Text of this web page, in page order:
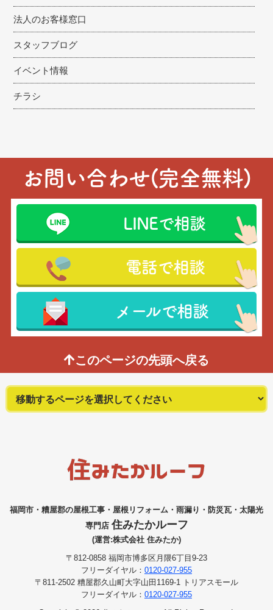
法人のお客様窓口
スタッフブログ
イベント情報
チラシ
お問い合わせ(完全無料)
LINEで相談
電話で相談
メールで相談
このページの先頭へ戻る
福岡市・糟屋郡の屋根工事・屋根リフォーム・雨漏り・防災瓦・太陽光
専門店 住みたかルーフ
(運営:株式会社 住みたか)
〒812-0858 福岡市博多区月隈6丁目9-23
フリーダイヤル： 0120-027-955
〒811-2502 糟屋郡久山町大字山田1169-1 トリアスモール
フリーダイヤル： 0120-027-955